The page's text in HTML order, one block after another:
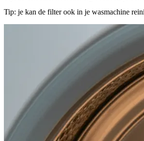
Tip: je kan de filter ook in je wasmachine